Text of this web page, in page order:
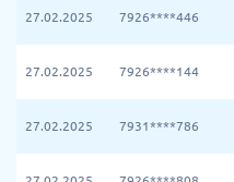
27.02.2025 7926****446
27.02.2025 7926****144
27.02.2025 7931****786